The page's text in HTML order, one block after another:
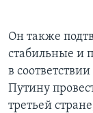
Он также
стабильные и
в
Путину
третьей